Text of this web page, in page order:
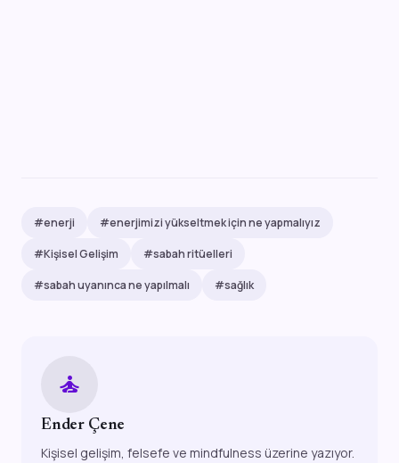
#enerji #enerjimizi yükseltmek için ne yapmalıyız
#Kişisel Gelişim #sabah ritüelleri
#sabah uyanınca ne yapılmalı #sağlık
self_improvement
Ender Çene
Kişisel gelişim, felsefe ve mindfulness üzerine yazıyor.